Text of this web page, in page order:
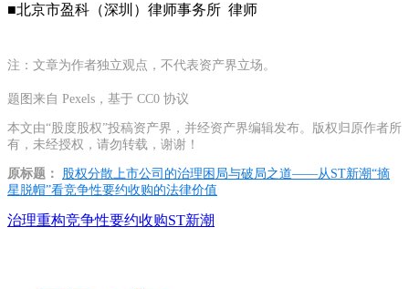
■北京市盈科（深圳）律师事务所 律师
注：文章为作者独立观点，不代表资产界立场。
题图来自 Pexels，基于 CC0 协议
本文由“股度股权”投稿资产界，并经资产界编辑发布。版权归原作者所
有，未经授权，请勿转载，谢谢！
原标题：
股权分散上市公司的治理困局与破局之道——从ST新潮“摘
星脱帽”看竞争性要约收购的法律价值
治理重构竞争性要约收购ST新潮